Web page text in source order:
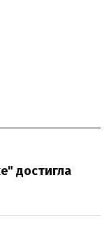
достигла